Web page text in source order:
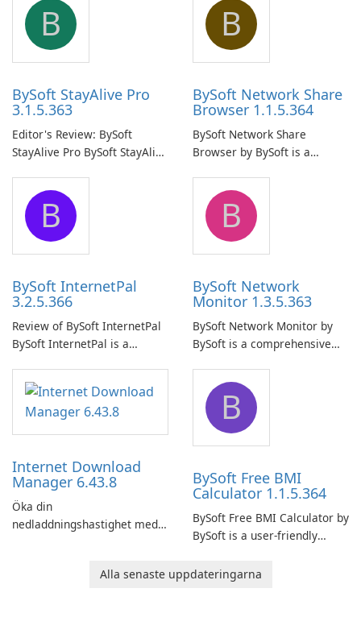
B
BySoft StayAlive Pro
3.1.5.363
Editor's Review: BySoft
StayAlive Pro BySoft StayAlive
application designed to
ensure the continuous and
uninterrupted operation of
your computer system.
B
BySoft Network Share
Browser 1.1.5.364
BySoft Network Share
Browser by BySoft is a
application that allows users
to easily browse and manage
shared folders on their
network.
B
BySoft InternetPal
3.2.5.366
Review of BySoft InternetPal
BySoft InternetPal is a
application designed to
monitor your internet
connection and provide real-
time insights into its
B
BySoft Network
Monitor 1.3.5.363
BySoft Network Monitor by
BySoft is a comprehensive
designed to help businesses
effectively manage their
network infrastructure.
Internet Download
Manager 6.43.8
Öka din
nedladdningshastighet med
B
BySoft Free BMI
Calculator 1.1.5.364
BySoft Free BMI Calculator by
BySoft is a user-friendly
designed to help you
Alla senaste uppdateringarna